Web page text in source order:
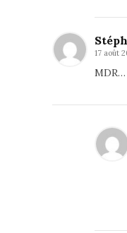
17 août
MDR…